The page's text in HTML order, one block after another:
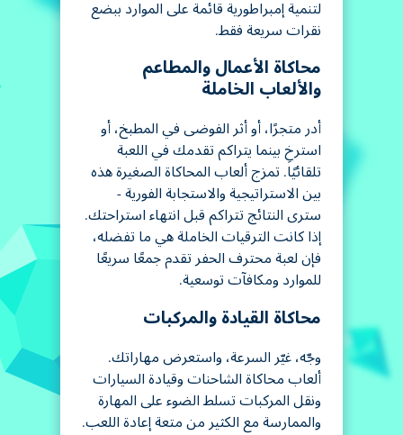
لتنمية إمبراطورية قائمة على الموارد ببضع
نقرات سريعة فقط.
محاكاة الأعمال والمطاعم
والألعاب الخاملة
أدر متجرًا، أو أثر الفوضى في المطبخ، أو
استرخِ بينما يتراكم تقدمك في اللعبة
تلقائيًا. تمزج ألعاب المحاكاة الصغيرة هذه
بين الاستراتيجية والاستجابة الفورية -
سترى النتائج تتراكم قبل انتهاء استراحتك.
إذا كانت الترقيات الخاملة هي ما تفضله،
فإن لعبة محترف الحفر تقدم جمعًا سريعًا
للموارد ومكافآت توسعية.
محاكاة القيادة والمركبات
وجّه، غيّر السرعة، واستعرض مهاراتك.
ألعاب محاكاة الشاحنات وقيادة السيارات
ونقل المركبات تسلط الضوء على المهارة
والممارسة مع الكثير من متعة إعادة اللعب.